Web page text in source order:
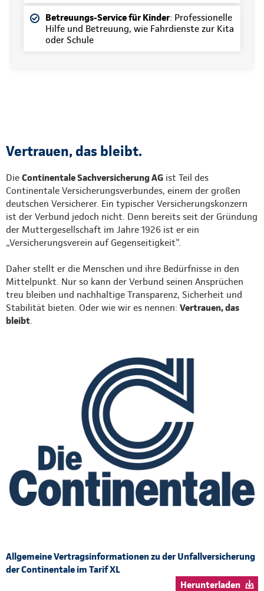
Betreuungs-Service für Kinder: Professionelle
Hilfe und Betreuung, wie Fahrdienste zur Kita
oder Schule
Vertrauen, das bleibt.
Die Continentale Sachversicherung AG ist Teil des
Continentale Versicherungsverbundes, einem der großen
deutschen Versicherer. Ein typischer Versicherungskonzern
ist der Verbund jedoch nicht. Denn bereits seit der Gründung
der Muttergesellschaft im Jahre 1926 ist er ein
„Versicherungsverein auf Gegenseitigkeit".
Daher stellt er die Menschen und ihre Bedürfnisse in den
Mittelpunkt. Nur so kann der Verbund seinen Ansprüchen
treu bleiben und nachhaltige Transparenz, Sicherheit und
Stabilität bieten. Oder wie wir es nennen: Vertrauen, das
bleibt.
Allgemeine Vertragsinformationen zu der Unfallversicherung
der Continentale im Tarif XL
Herunterladen